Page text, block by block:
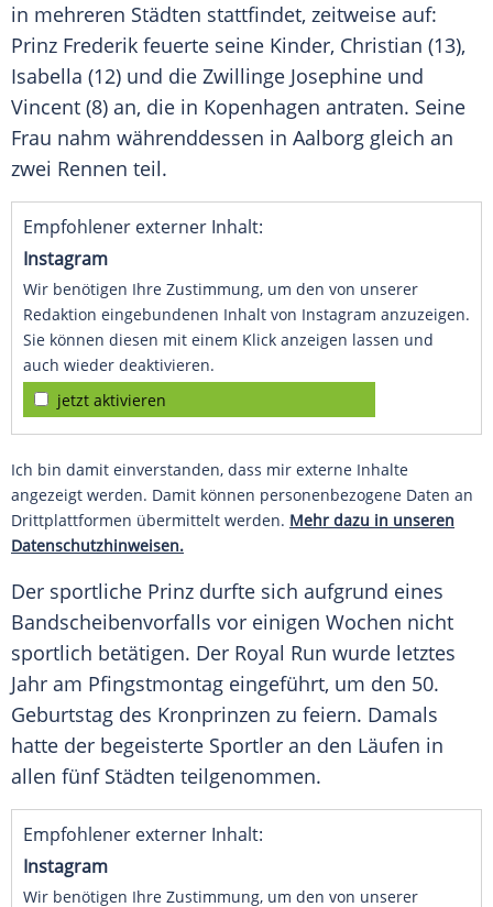
in mehreren Städten stattfindet, zeitweise auf:
Prinz Frederik feuerte seine Kinder, Christian (13),
Isabella (12) und die Zwillinge Josephine und
Vincent (8) an, die in Kopenhagen antraten. Seine
Frau nahm währenddessen in Aalborg gleich an
zwei Rennen teil.
Empfohlener externer Inhalt:
Instagram
Wir benötigen Ihre Zustimmung, um den von unserer
Redaktion eingebundenen Inhalt von Instagram anzuzeigen.
Sie können diesen mit einem Klick anzeigen lassen und
auch wieder deaktivieren.
jetzt aktivieren
Ich bin damit einverstanden, dass mir externe Inhalte
angezeigt werden. Damit können personenbezogene Daten an
Drittplattformen übermittelt werden. Mehr dazu in unseren
Datenschutzhinweisen.
Der sportliche Prinz durfte sich aufgrund eines
Bandscheibenvorfalls vor einigen Wochen nicht
sportlich betätigen. Der Royal Run wurde letztes
Jahr am Pfingstmontag eingeführt, um den 50.
Geburtstag des Kronprinzen zu feiern. Damals
hatte der begeisterte Sportler an den Läufen in
allen fünf Städten teilgenommen.
Empfohlener externer Inhalt:
Instagram
Wir benötigen Ihre Zustimmung, um den von unserer